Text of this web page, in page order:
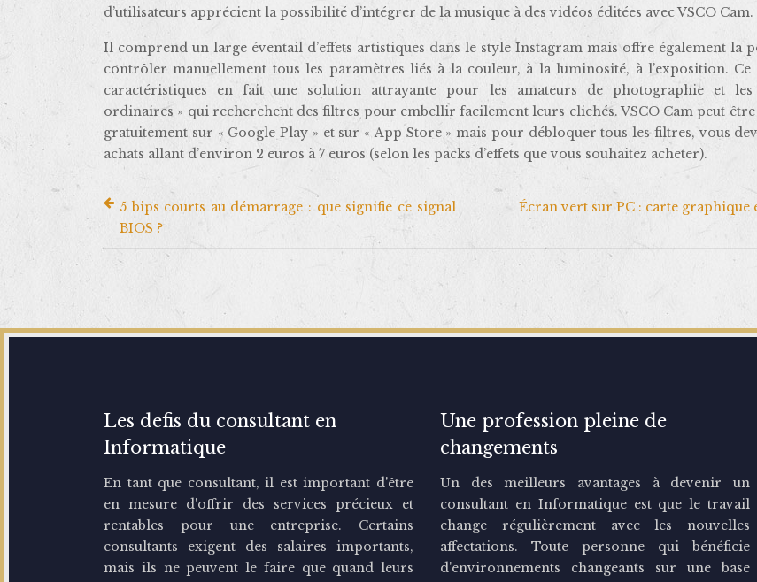
d’utilisateurs apprécient la possibilité d’intégrer de la musique à des vidéos éditées avec VSCO Cam.
Il comprend un large éventail d’effets artistiques dans le style Instagram mais offre également la
contrôler manuellement tous les paramètres liés à la couleur, à la luminosité, à l’exposition. Ce
caractéristiques en fait une solution attrayante pour les amateurs de photographie et les
ordinaires » qui recherchent des filtres pour embellir facilement leurs clichés. VSCO Cam peut être
gratuitement sur « Google Play » et sur « App Store » mais pour débloquer tous les filtres, vous
achats allant d’environ 2 euros à 7 euros (selon les packs d’effets que vous souhaitez acheter).
5 bips courts au démarrage : que signifie ce signal
BIOS ?
Écran vert sur PC : carte graphique
Les defis du consultant en
Informatique
En tant que consultant, il est important d'être
en mesure d'offrir des services précieux et
rentables pour une entreprise. Certains
consultants exigent des salaires importants,
mais ils ne peuvent le faire que quand leurs
Une profession pleine de
changements
Un des meilleurs avantages à devenir un
consultant en Informatique est que le travail
change régulièrement avec les nouvelles
affectations. Toute personne qui bénéficie
d'environnements changeants sur une base